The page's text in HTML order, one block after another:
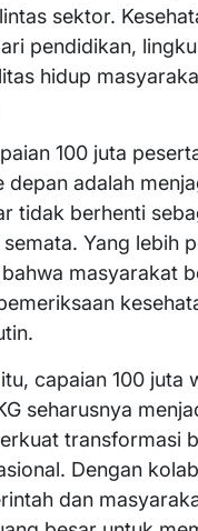
sektor.
pendidikan,
hidup
100 juta
depan adalah
tidak berhenti
Yang lebih
masyarakat
capaian 100 juta
seharusnya
transformasi
Dengan
dan